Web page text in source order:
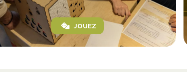
JOUEZ